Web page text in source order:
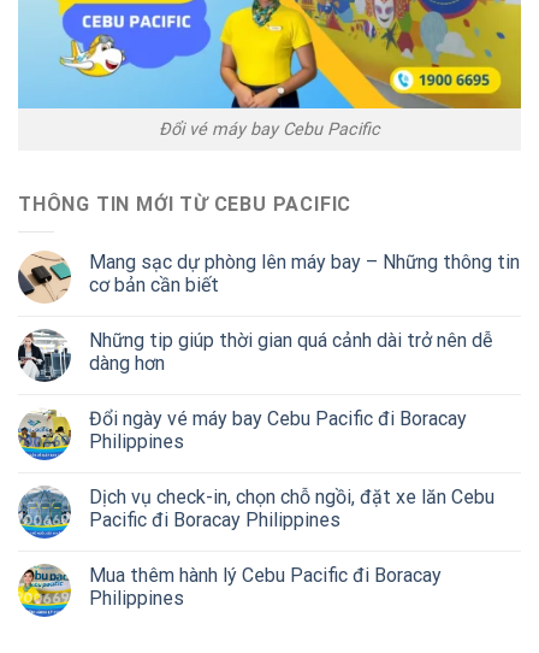
Đổi vé máy bay Cebu Pacific
THÔNG TIN MỚI TỪ CEBU PACIFIC
Mang sạc dự phòng lên máy bay – Những thông tin
cơ bản cần biết
Những tip giúp thời gian quá cảnh dài trở nên dễ
dàng hơn
Đổi ngày vé máy bay Cebu Pacific đi Boracay
Philippines
Dịch vụ check-in, chọn chỗ ngồi, đặt xe lăn Cebu
Pacific đi Boracay Philippines
Mua thêm hành lý Cebu Pacific đi Boracay
Philippines